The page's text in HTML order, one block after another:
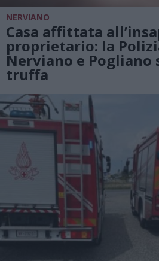
NERVIANO
Casa affittata
proprietario: la
Nerviano e Pogliano
truffa